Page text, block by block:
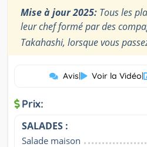
Mise à jour 2025: Tous les
leur chef formé par des
Takahashi, lorsque vous
Avis| Voir la Vidéo|
Prix:
SALADES :
Salade maison